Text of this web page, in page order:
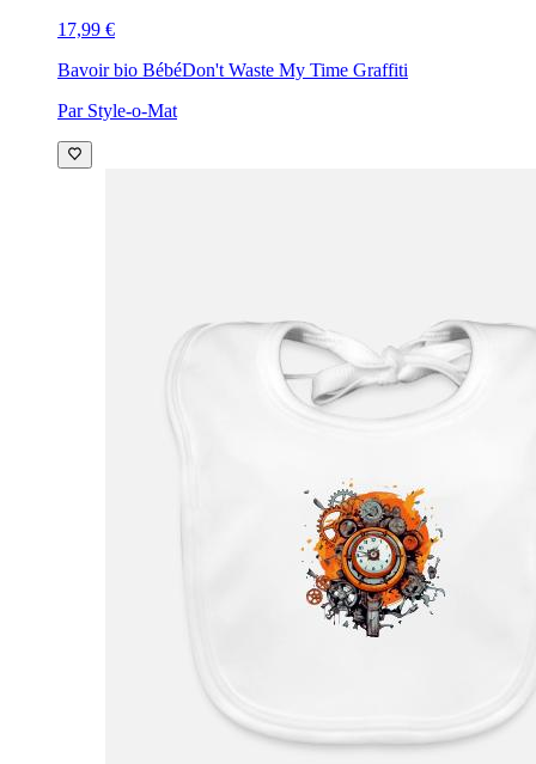
17,99 €
Bavoir bio BébéDon't Waste My Time Graffiti
Par Style-o-Mat